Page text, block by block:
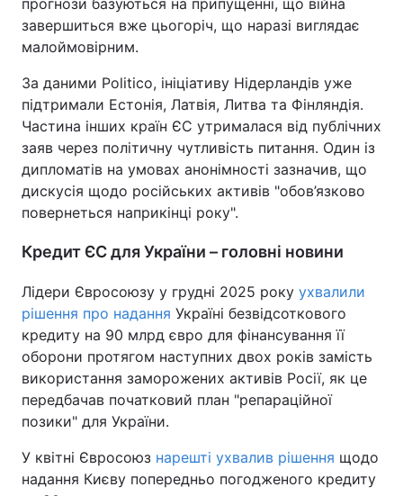
прогнози базуються на припущенні, що війна
завершиться вже цьогоріч, що наразі виглядає
малоймовірним.
За даними Politico, ініціативу Нідерландів уже
підтримали Естонія, Латвія, Литва та Фінляндія.
Частина інших країн ЄС утрималася від публічних
заяв через політичну чутливість питання. Один із
дипломатів на умовах анонімності зазначив, що
дискусія щодо російських активів "обов’язково
повернеться наприкінці року".
Кредит ЄС для України – головні новини
Лідери Євросоюзу у грудні 2025 року ухвалили
рішення про надання Україні безвідсоткового
кредиту на 90 млрд євро для фінансування її
оборони протягом наступних двох років замість
використання заморожених активів Росії, як це
передбачав початковий план "репараційної
позики" для України.
У квітні Євросоюз нарешті ухвалив рішення щодо
надання Києву попередньо погодженого кредиту